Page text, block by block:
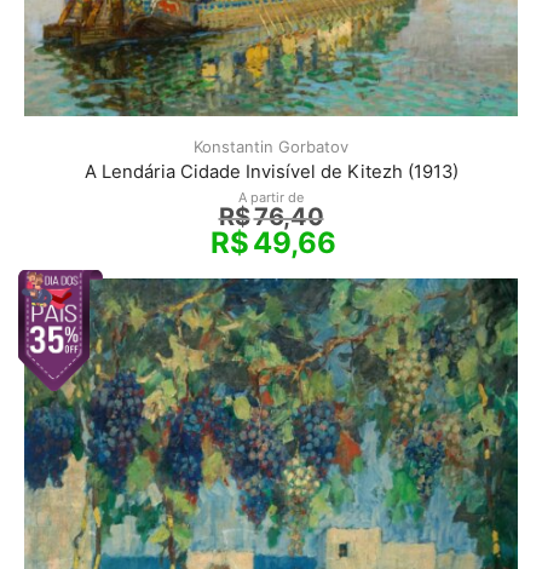
Konstantin Gorbatov
A Lendária Cidade Invisível de Kitezh (1913)
A partir de
R$76,40
R$49,66